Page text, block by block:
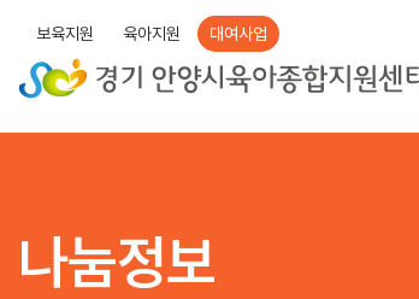
보육지원 육아지원 대여사업
나눔정보